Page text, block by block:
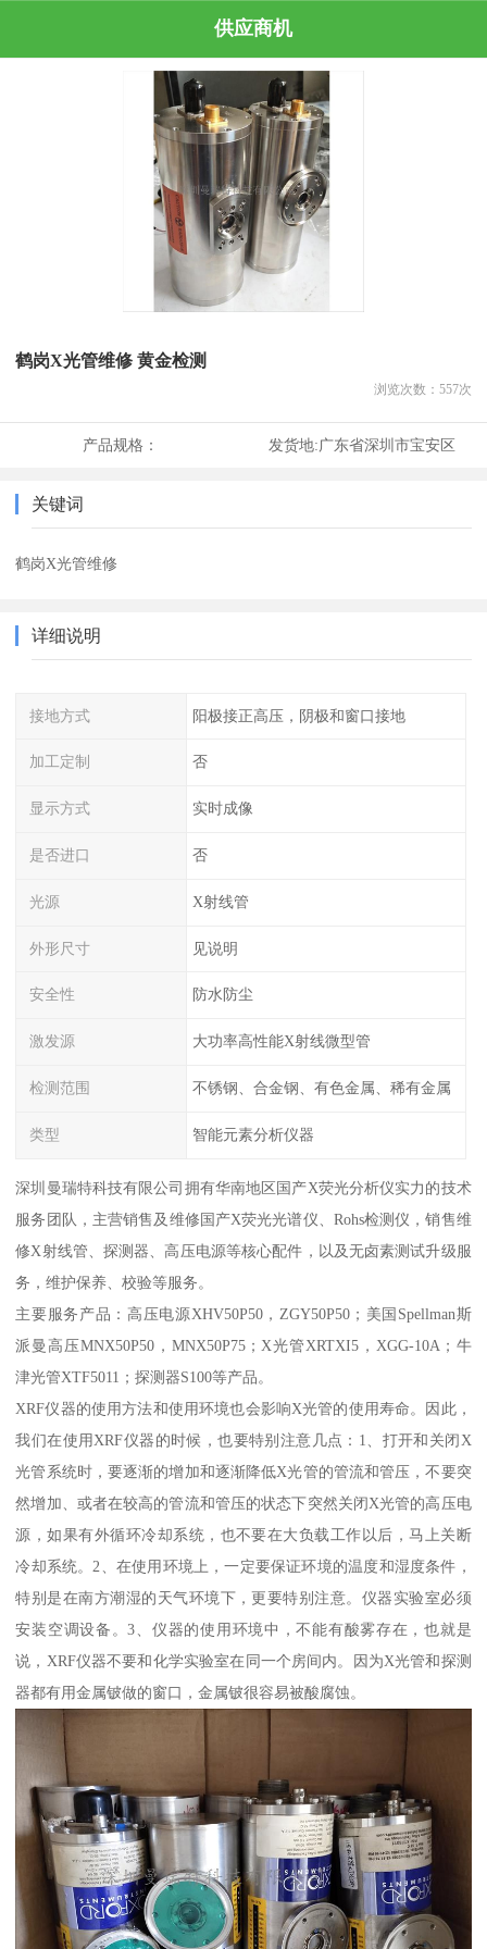
供应商机
鹤岗X光管维修 黄金检测
浏览次数： 557次
产品规格： 发货地:广东省深圳市宝安区
关键词
鹤岗X光管维修
详细说明
接地方式 阳极接正高压，阴极和窗口接地
加工定制 否
显示方式 实时成像
是否进口 否
光源 X射线管
外形尺寸 见说明
安全性 防水防尘
激发源 大功率高性能X射线微型管
检测范围 不锈钢、合金钢、有色金属、稀有金属
类型 智能元素分析仪器
深圳曼瑞特科技有限公司拥有华南地区国产X荧光分析仪实力的技术
服务团队，主营销售及维修国产X荧光光谱仪、Rohs检测仪，销售维
修X射线管、探测器、高压电源等核心配件，以及无卤素测试升级服
务，维护保养、校验等服务。
主要服务产品：高压电源XHV50P50，ZGY50P50；美国Spellman斯
派曼高压MNX50P50，MNX50P75；X光管XRTXI5，XGG-10A；牛
津光管XTF5011；探测器S100等产品。
XRF仪器的使用方法和使用环境也会影响X光管的使用寿命。因此，
我们在使用XRF仪器的时候，也要特别注意几点：1、打开和关闭X
光管系统时，要逐渐的增加和逐渐降低X光管的管流和管压，不要突
然增加、或者在较高的管流和管压的状态下突然关闭X光管的高压电
源，如果有外循环冷却系统，也不要在大负载工作以后，马上关断
冷却系统。2、在使用环境上，一定要保证环境的温度和湿度条件，
特别是在南方潮湿的天气环境下，更要特别注意。仪器实验室必须
安装空调设备。3、仪器的使用环境中，不能有酸雾存在，也就是
说，XRF仪器不要和化学实验室在同一个房间内。因为X光管和探测
器都有用金属铍做的窗口，金属铍很容易被酸腐蚀。